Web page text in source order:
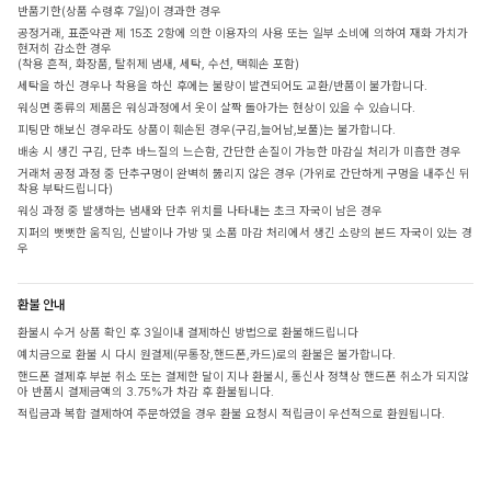
반품기한(상품 수령후 7일)이 경과한 경우
공정거래, 표준약관 제 15조 2항에 의한 이용자의 사용 또는 일부 소비에 의하여 재화 가치가
현저히 감소한 경우
(착용 흔적, 화장품, 탈취제 냄새, 세탁, 수선, 택훼손 포함)
세탁을 하신 경우나 착용을 하신 후에는 불량이 발견되어도 교환/반품이 불가합니다.
워싱면 종류의 제품은 워싱과정에서 옷이 살짝 돌아가는 현상이 있을 수 있습니다.
피팅만 해보신 경우라도 상품이 훼손된 경우(구김,늘어남,보풀)는 불가합니다.
배송 시 생긴 구김, 단추 바느질의 느슨함, 간단한 손질이 가능한 마감실 처리가 미흡한 경우
거래처 공정 과정 중 단추구멍이 완벽히 뚫리지 않은 경우 (가위로 간단하게 구멍을 내주신 뒤
착용 부탁드립니다)
워싱 과정 중 발생하는 냄새와 단추 위치를 나타내는 초크 자국이 남은 경우
지퍼의 뻣뻣한 움직임, 신발이나 가방 및 소품 마감 처리에서 생긴 소량의 본드 자국이 있는 경
우
환불 안내
환불시 수거 상품 확인 후 3일이내 결제하신 방법으로 환불해드립니다
예치금으로 환불 시 다시 원결제(무통장,핸드폰,카드)로의 환불은 불가합니다.
핸드폰 결제후 부분 취소 또는 결제한 달이 지나 환불시, 통신사 정책상 핸드폰 취소가 되지않
아 반품시 결제금액의 3.75%가 차감 후 환불됩니다.
적립금과 복합 결제하여 주문하였을 경우 환불 요청시 적립금이 우선적으로 환원됩니다.